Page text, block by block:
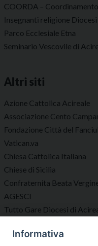
COORDA –
Insegnanti religione
Parco Ecclesiale Etna
Seminario Vescovile di
Altri siti
Azione Cattolica Acireale
Associazione Cento
Fondazione Città del
Vatican.va
Chiesa Cattolica Italiana
Chiese di Sicilia
Confraternita Beata
AGESCI
Tutto Gare Diocesi di
Informativa